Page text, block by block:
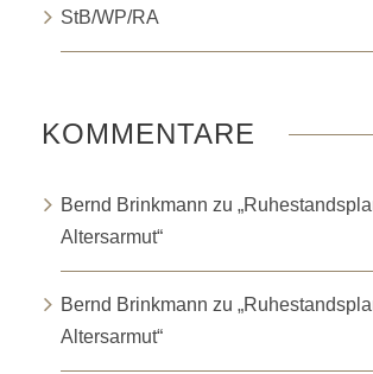
StB/WP/RA
KOMMENTARE
Bernd Brinkmann zu
Altersarmut“
Bernd Brinkmann zu
Altersarmut“